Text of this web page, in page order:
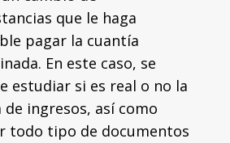
que le haga
pagar la cuantía
En este caso, se
estudiar si es real o no la
de ingresos, así como
todo tipo de documentos